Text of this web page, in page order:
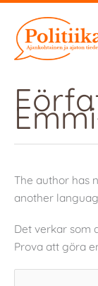
innehåll
The author has
another
Det verkar som
Prova att göra